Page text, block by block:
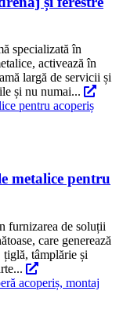
specializată în
activează în
largă de servicii și
și nu numai...
metalice pentru
furnizarea de soluții
care generează
tâmplărie și